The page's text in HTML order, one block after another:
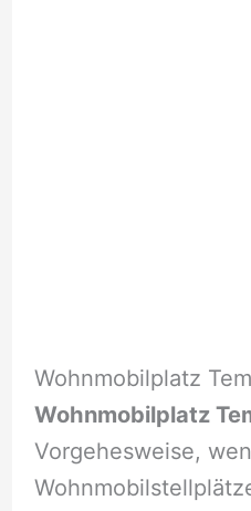
Wohnmobilplatz
Wohnmobilplatz
Vorgehesweise,